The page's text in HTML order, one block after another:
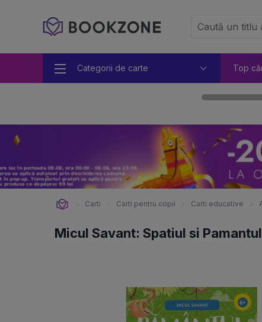
Categorii de carte Top
Carti Carti pentru copii Carti educative
Micul Savant: Spatiul si Pamantul